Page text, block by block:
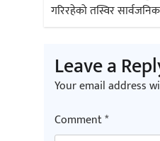
navigation
गरिरहेको तस्विर
Leave a
Your email address
Comment*